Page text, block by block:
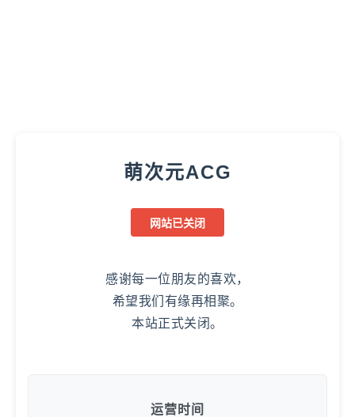
萌次元ACG
网站已关闭
感谢每一位朋友的喜欢，
希望我们有缘再相聚。
本站正式关闭。
运营时间